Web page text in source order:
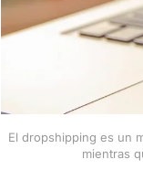
El dropshipping es un
mientras